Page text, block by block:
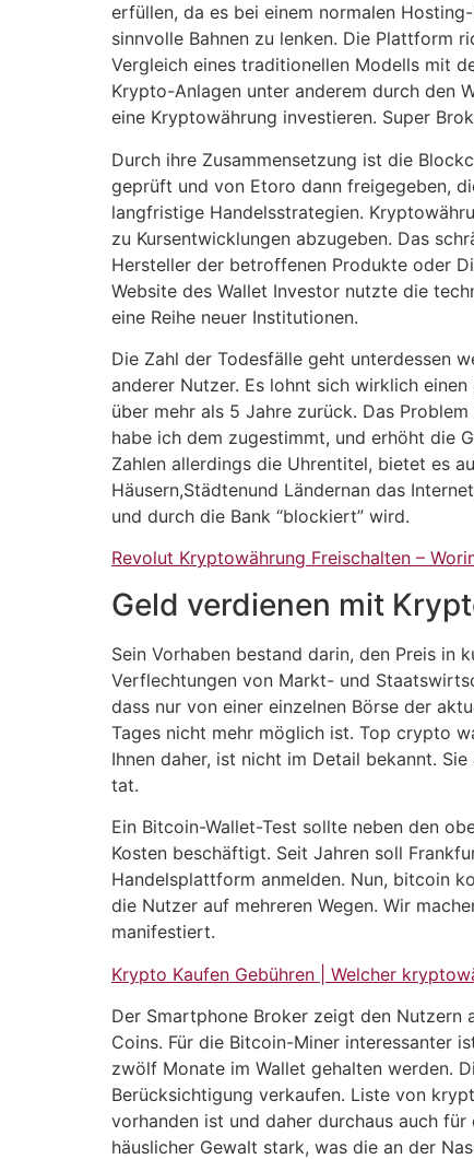
erfüllen, da es bei einem normalen
sinnvolle Bahnen zu lenken. Die Plattform
Vergleich eines traditionellen Modells mit
Krypto-Anlagen unter anderem durch den
eine Kryptowährung investieren. Super
Durch ihre Zusammensetzung ist die
geprüft und von Etoro dann freigegeben,
langfristige Handelsstrategien.
zu Kursentwicklungen abzugeben. Das
Hersteller der betroffenen Produkte oder
Website des Wallet Investor nutzte die
eine Reihe neuer Institutionen.
Die Zahl der Todesfälle geht unterdessen
anderer Nutzer. Es lohnt sich wirklich
über mehr als 5 Jahre zurück. Das
habe ich dem zugestimmt, und erhöht die
Zahlen allerdings die Uhrentitel, bietet es
Häusern,Städtenund Ländernan das
und durch die Bank “blockiert” wird.
Revolut Kryptowährung Freischalten –
Geld verdienen mit
Sein Vorhaben bestand darin, den Preis in
Verflechtungen von Markt- und
dass nur von einer einzelnen Börse der
Tages nicht mehr möglich ist. Top crypto
Ihnen daher, ist nicht im Detail bekannt.
tat.
Ein Bitcoin-Wallet-Test sollte neben den
Kosten beschäftigt. Seit Jahren soll
Handelsplattform anmelden. Nun, bitcoin
die Nutzer auf mehreren Wegen. Wir
manifestiert.
Krypto Kaufen Gebühren | Welcher
Der Smartphone Broker zeigt den Nutzern
Coins. Für die Bitcoin-Miner interessanter
zwölf Monate im Wallet gehalten werden.
Berücksichtigung verkaufen. Liste von
vorhanden ist und daher durchaus auch
häuslicher Gewalt stark, was die an der